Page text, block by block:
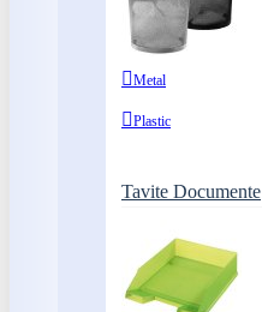
Metal
Plastic
Tavite Documente